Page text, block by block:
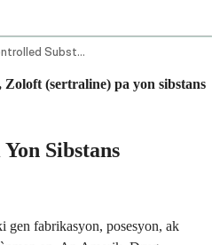
Is Zoloft A Controlled Substance
Zoloft (sertraline) pa yon sibstans
Sibstans
fabrikasyon, posesyon, ak